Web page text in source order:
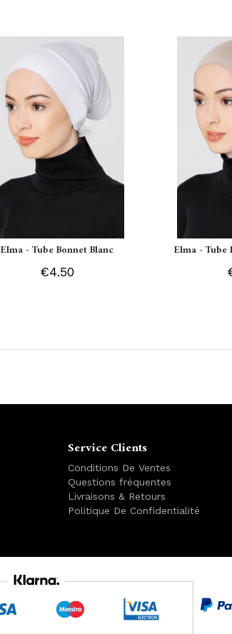
Elma - Tube Bonnet Blanc
€4.50
Elma - Tube
Service Clients
Conditions De Ventes
Questions fréquentes
Livraisons & Retours
Politique De Confidentialité